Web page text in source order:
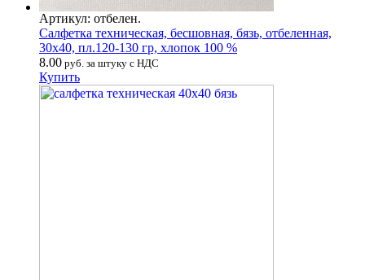
Артикул: отбелен.
Салфетка техническая, бесшовная, бязь, отбеленная,
30х40, пл.120-130 гр, хлопок 100 %
8.00 руб. за штуку с НДС
Купить